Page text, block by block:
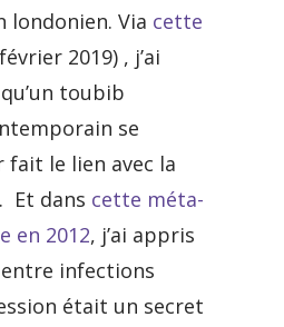
londonien. Via cette
2019) , j’ai
toubib
se
fait le lien avec la
Et dans cette méta-
en 2012, j’ai appris
infections
était un secret